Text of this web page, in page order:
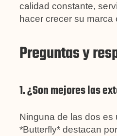
calidad constante,
hacer crecer su marca
Preguntas y
1. ¿Son mejores las
Ninguna de las dos es
*Butterfly* destacan